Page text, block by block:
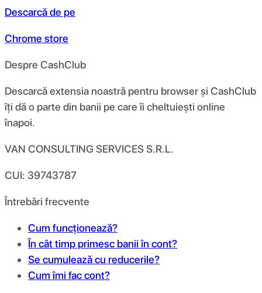
Descarcă de pe
Chrome store
Despre CashClub
Descarcă extensia noastră pentru browser și CashClub
îți dă o parte din banii pe care îi cheltuiești online
înapoi.
VAN CONSULTING SERVICES S.R.L.
CUI: 39743787
Întrebări frecvente
Cum funcționează?
În cât timp primesc banii în cont?
Se cumulează cu reducerile?
Cum îmi fac cont?